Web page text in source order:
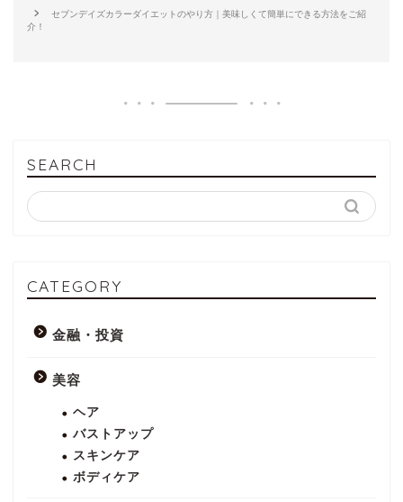
セブンデイズカラーダイエットのやり方｜美味しくて簡単にできる方法をご紹
介！
SEARCH
CATEGORY
金融・投資
美容
ヘア
バストアップ
スキンケア
ボディケア